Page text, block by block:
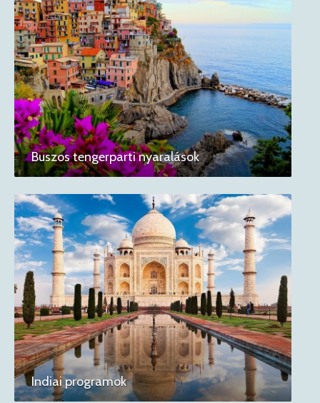
Buszos tengerparti nyaralások
Indiai programok